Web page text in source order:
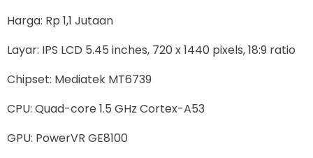
Harga: Rp 1,1 Jutaan
Layar: IPS LCD 5.45 inches, 720 x 1440 pixels, 18:9 ratio
Chipset: Mediatek MT6739
CPU: Quad-core 1.5 GHz Cortex-A53
GPU: PowerVR GE8100